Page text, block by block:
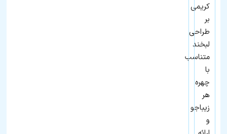
کریمی
بر
طراحی
لبخند
متناسب
با
چهره
هر
زیباجو
و